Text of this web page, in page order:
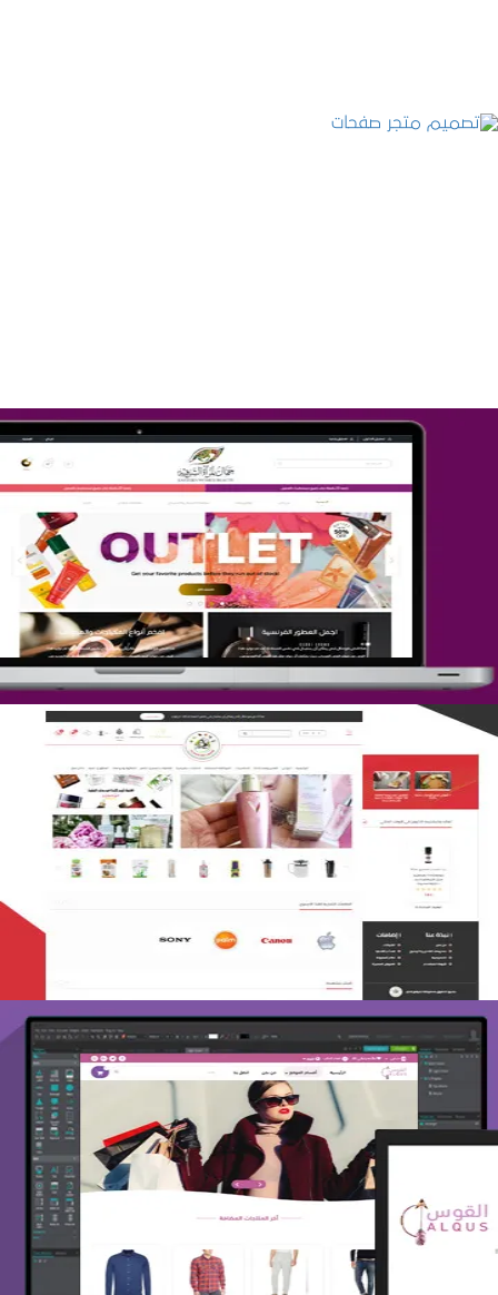
تصميم متجر جمال المرأة الشرقية
التفاصيل
تصميم متجر لمار
التفاصيل
تصميم متجر القوس
التفاصيل